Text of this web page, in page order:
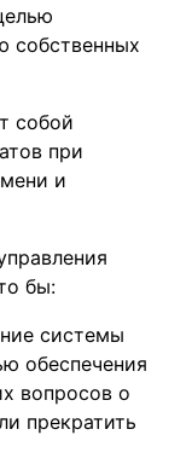
собственных
собой
при
и
бы:
системы
обеспечения
вопросов о
прекратить